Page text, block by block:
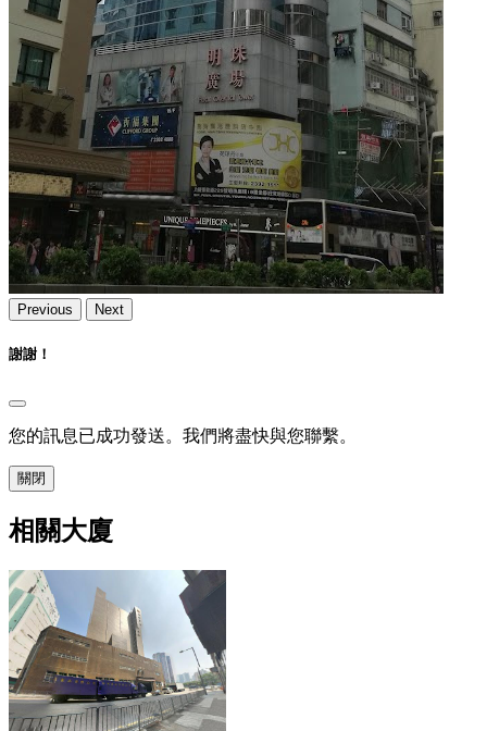
Previous Next
謝謝！
您的訊息已成功發送。我們將盡快與您聯繫。
關閉
相關大廈